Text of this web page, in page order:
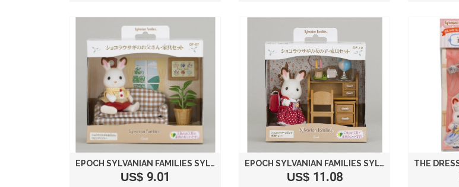
EPOCH SYLVANIAN FAMILIES SYLVANIAN FAMILY DOLL AND FURNITURE SET CHOCOLAT RABBIT FATHER
US$ 9.01
EPOCH SYLVANIAN FAMILIES SYLVANIAN FAMILY DOLL "DF-10 GIRL OF CHOCOLAT RABBIT FURNITURE SETS"
US$ 11.08